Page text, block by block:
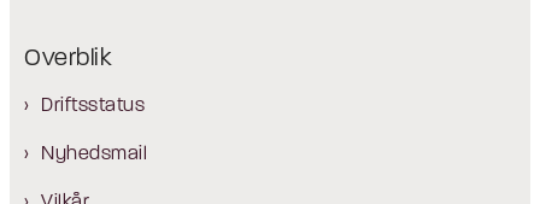
Overblik
Driftsstatus
Nyhedsmail